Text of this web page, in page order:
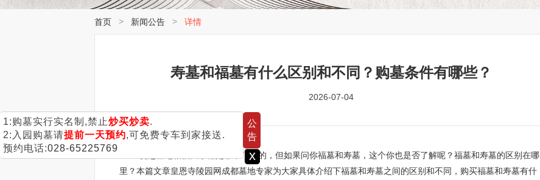
1:购墓实行实名制,禁止炒买炒卖.
2:入园购墓请提前一天预约,可免费专车到家接送.
预约电话:028-65225769
公
告
x
首页 > 新闻公告 > 详情
寿墓和福墓有什么区别和不同？购墓条件有哪些？
2026-07-04
说起墓地相信大家都是非常了解的，但如果问你福墓和寿墓，这个你也是否了解呢？福墓和寿墓的区别在哪
里？本篇文章皇恩寺陵园网成都墓地专家为大家具体介绍下福墓和寿墓之间的区别和不同，购买福墓和寿墓有什